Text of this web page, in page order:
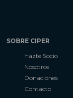
SOBRE CIPER
Hazte Socio
Nosotros
Donaciones
Contacto